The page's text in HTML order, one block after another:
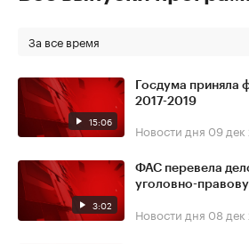
За все время
15:06
Госдума приняла
2017-2019
Новости дня 09 дек
3:02
ФАС перевела
уголовно-
Новости дня 08 дек